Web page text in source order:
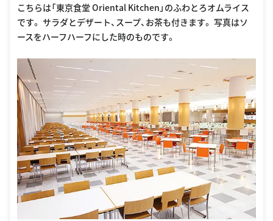
こちらは「東京食堂 Oriental Kitchen」のふわとろオムライス
です。 サラダとデザート、スープ、お茶も付きます。 写真はソ
ースをハーフハーフにした時のものです。